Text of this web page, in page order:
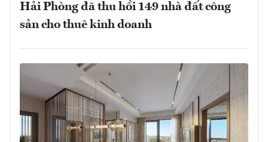
Hải Phòng đã thu hồi 149 nhà đất công
sản cho thuê kinh doanh